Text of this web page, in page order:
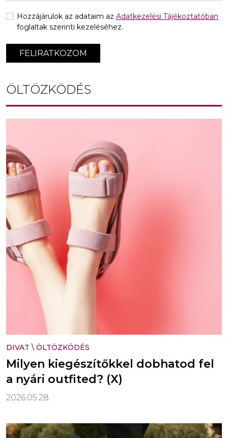
FELIRATKOZOM
Hozzájárulok az adataim az Adatkezelési Tájékoztatóban
foglaltak szerinti kezeléséhez.
ÖLTÖZKÖDÉS
DIVAT \ ÖLTÖZKÖDÉS
Milyen kiegészítőkkel dobhatod fel
a nyári outfited? (X)
2026.05.28.